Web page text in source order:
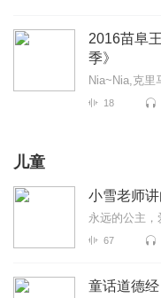
2016苗阜
季》
Nia~Nia,克里
18
儿童
小雪老师
永远的公主，
67
童话道德经